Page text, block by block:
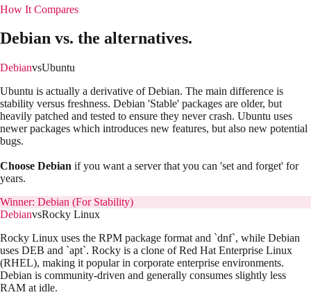
How It Compares
Debian vs. the alternatives.
DebianvsUbuntu
Ubuntu is actually a derivative of Debian. The main difference is
stability versus freshness. Debian 'Stable' packages are older, but
heavily patched and tested to ensure they never crash. Ubuntu uses
newer packages which introduces new features, but also new potential
bugs.
Choose Debian if you want a server that you can 'set and forget' for
years.
Winner: Debian (For Stability)
DebianvsRocky Linux
Rocky Linux uses the RPM package format and `dnf`, while Debian
uses DEB and `apt`. Rocky is a clone of Red Hat Enterprise Linux
(RHEL), making it popular in corporate enterprise environments.
Debian is community-driven and generally consumes slightly less
RAM at idle.